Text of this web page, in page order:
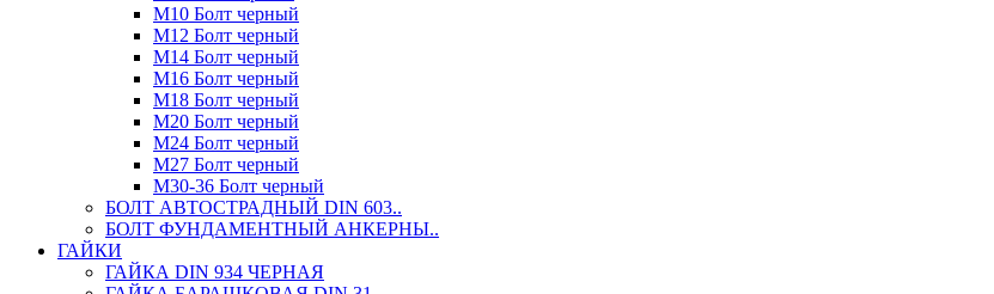
М10 Болт черный
М12 Болт черный
М14 Болт черный
М16 Болт черный
М18 Болт черный
М20 Болт черный
М24 Болт черный
М27 Болт черный
М30-36 Болт черный
БОЛТ АВТОСТРАДНЫЙ DIN 603..
БОЛТ ФУНДАМЕНТНЫЙ АНКЕРНЫ..
ГАЙКИ
ГАЙКА DIN 934 ЧЕРНАЯ